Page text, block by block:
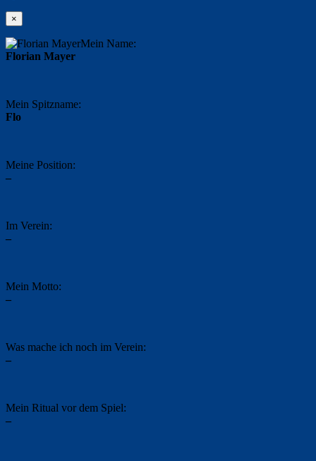
×
Mein Name:
Florian Mayer
Mein Spitzname:
Flo
Meine Position:
–
Im Verein:
–
Mein Motto:
–
Was mache ich noch im Verein:
–
Mein Ritual vor dem Spiel:
–